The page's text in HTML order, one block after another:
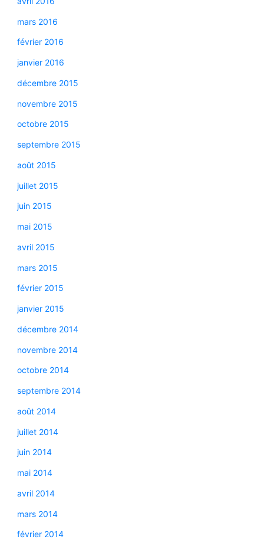
mars 2016
février 2016
janvier 2016
décembre 2015
novembre 2015
octobre 2015
septembre 2015
août 2015
juillet 2015
juin 2015
mai 2015
avril 2015
mars 2015
février 2015
janvier 2015
décembre 2014
novembre 2014
octobre 2014
septembre 2014
août 2014
juillet 2014
juin 2014
mai 2014
avril 2014
mars 2014
février 2014